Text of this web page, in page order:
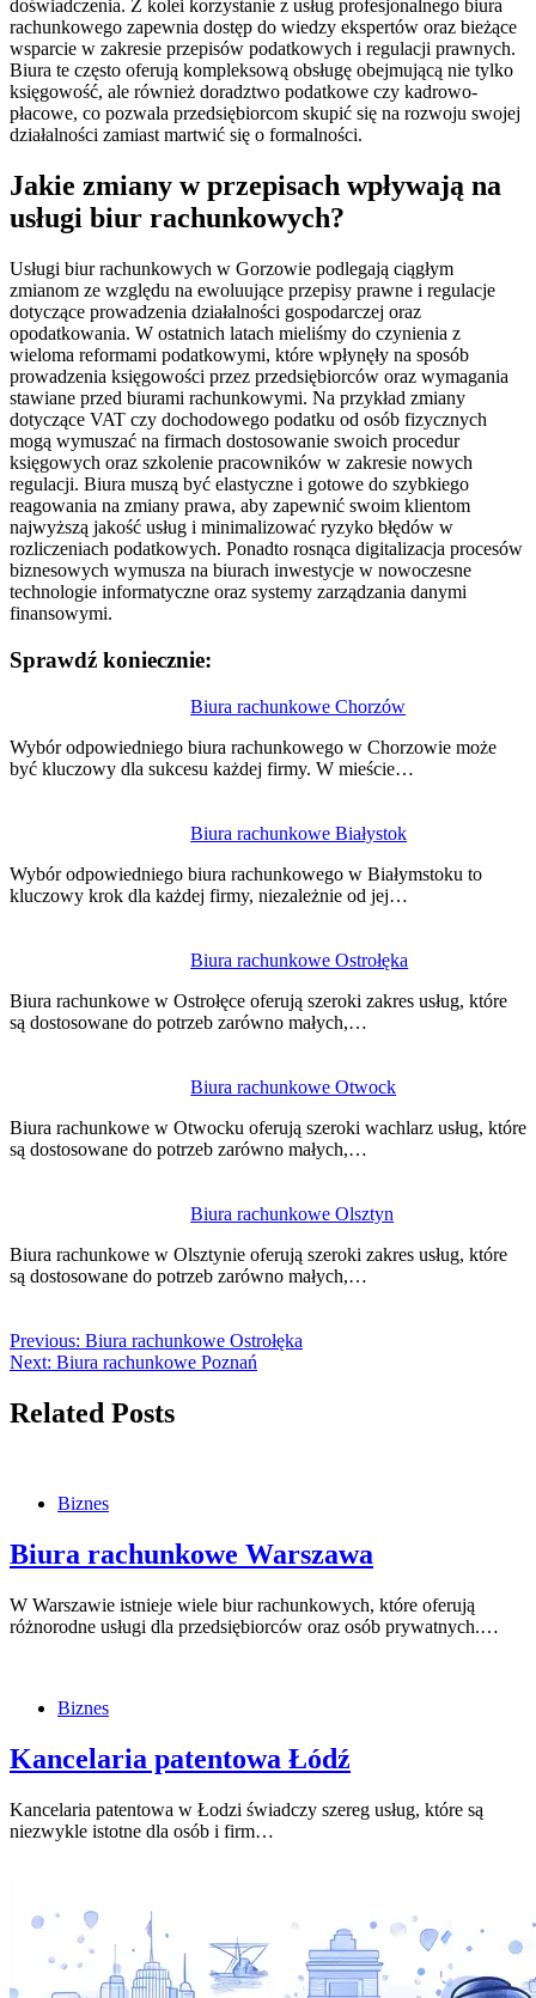
doświadczenia. Z kolei korzystanie z usług profesjonalnego biura
rachunkowego zapewnia dostęp do wiedzy ekspertów oraz bieżące
wsparcie w zakresie przepisów podatkowych i regulacji prawnych.
Biura te często oferują kompleksową obsługę obejmującą nie tylko
księgowość, ale również doradztwo podatkowe czy kadrowo-
płacowe, co pozwala przedsiębiorcom skupić się na rozwoju swojej
działalności zamiast martwić się o formalności.
Jakie zmiany w przepisach wpływają na
usługi biur rachunkowych?
Usługi biur rachunkowych w Gorzowie podlegają ciągłym
zmianom ze względu na ewoluujące przepisy prawne i regulacje
dotyczące prowadzenia działalności gospodarczej oraz
opodatkowania. W ostatnich latach mieliśmy do czynienia z
wieloma reformami podatkowymi, które wpłynęły na sposób
prowadzenia księgowości przez przedsiębiorców oraz wymagania
stawiane przed biurami rachunkowymi. Na przykład zmiany
dotyczące VAT czy dochodowego podatku od osób fizycznych
mogą wymuszać na firmach dostosowanie swoich procedur
księgowych oraz szkolenie pracowników w zakresie nowych
regulacji. Biura muszą być elastyczne i gotowe do szybkiego
reagowania na zmiany prawa, aby zapewnić swoim klientom
najwyższą jakość usług i minimalizować ryzyko błędów w
rozliczeniach podatkowych. Ponadto rosnąca digitalizacja procesów
biznesowych wymusza na biurach inwestycje w nowoczesne
technologie informatyczne oraz systemy zarządzania danymi
finansowymi.
Sprawdź koniecznie:
Biura rachunkowe Chorzów
Wybór odpowiedniego biura rachunkowego w Chorzowie może
być kluczowy dla sukcesu każdej firmy. W mieście…
Biura rachunkowe Białystok
Wybór odpowiedniego biura rachunkowego w Białymstoku to
kluczowy krok dla każdej firmy, niezależnie od jej…
Biura rachunkowe Ostrołęka
Biura rachunkowe w Ostrołęce oferują szeroki zakres usług, które
są dostosowane do potrzeb zarówno małych,…
Biura rachunkowe Otwock
Biura rachunkowe w Otwocku oferują szeroki wachlarz usług, które
są dostosowane do potrzeb zarówno małych,…
Biura rachunkowe Olsztyn
Biura rachunkowe w Olsztynie oferują szeroki zakres usług, które
są dostosowane do potrzeb zarówno małych,…
wpisu
Previous: Biura rachunkowe Ostrołęka
Next: Biura rachunkowe Poznań
Related Posts
Biznes
Biura rachunkowe Warszawa
W Warszawie istnieje wiele biur rachunkowych, które oferują
różnorodne usługi dla przedsiębiorców oraz osób prywatnych.…
Biznes
Kancelaria patentowa Łódź
Kancelaria patentowa w Łodzi świadczy szereg usług, które są
niezwykle istotne dla osób i firm…